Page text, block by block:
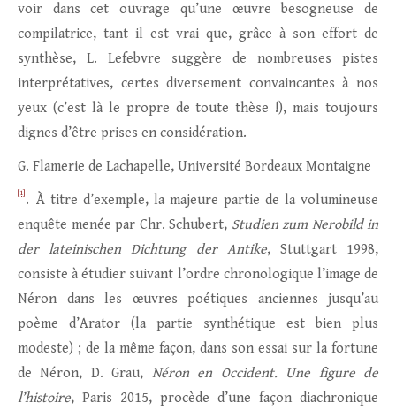
voir dans cet ouvrage qu’une œuvre besogneuse de
compilatrice, tant il est vrai que, grâce à son effort de
synthèse, L. Lefebvre suggère de nombreuses pistes
interprétatives, certes diversement convaincantes à nos
yeux (c’est là le propre de toute thèse !), mais toujours
dignes d’être prises en considération.
G. Flamerie de Lachapelle, Université Bordeaux Montaigne
[1]. À titre d’exemple, la majeure partie de la volumineuse
enquête menée par Chr. Schubert, Studien zum Nerobild in
der lateinischen Dichtung der Antike, Stuttgart 1998,
consiste à étudier suivant l’ordre chronologique l’image de
Néron dans les œuvres poétiques anciennes jusqu’au
poème d’Arator (la partie synthétique est bien plus
modeste) ; de la même façon, dans son essai sur la fortune
de Néron, D. Grau, Néron en Occident. Une figure de
l’histoire, Paris 2015, procède d’une façon diachronique